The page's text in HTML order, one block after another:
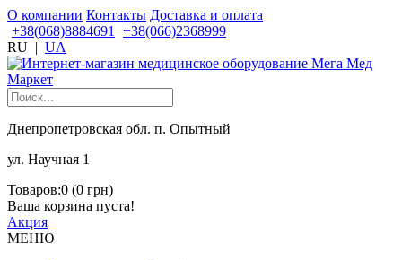
О компании Контакты Доставка и оплата
+38(068)8884691
+38(066)2368999
RU | UA
Днепропетровская обл. п. Опытный
ул. Научная 1
Товаров:0 (0 грн)
Ваша корзина пуста!
Акция
МЕНЮ